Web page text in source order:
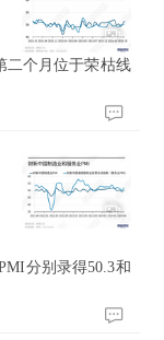
二个月位于荣枯线
分别录得50.3和